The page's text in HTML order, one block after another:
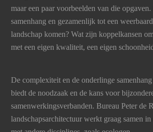
maar een paar voorbeelden van die
samenhang en gezamenlijk tot een
landschap komen? Wat zijn koppelkansen
met een eigen kwaliteit, een eigen
De complexiteit en de onderlinge
biedt de noodzaak en de kans voor
samenwerkingsverbanden. Bureau Peter de
landschapsarchitectuur werkt graag samen